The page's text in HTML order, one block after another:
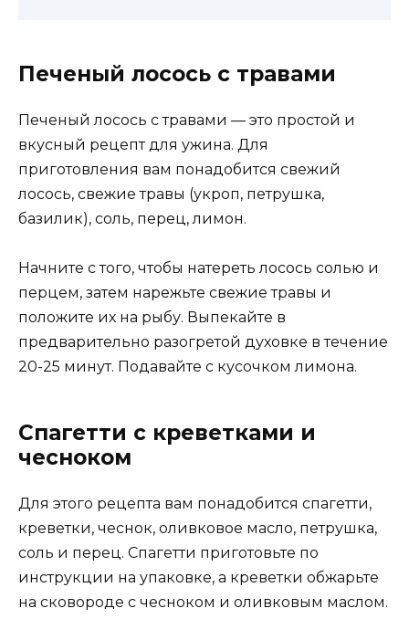
Печеный лосось с травами
Печеный лосось с травами — это простой и
вкусный рецепт для ужина. Для
приготовления вам понадобится свежий
лосось, свежие травы (укроп, петрушка,
базилик), соль, перец, лимон.
Начните с того, чтобы натереть лосось солью и
перцем, затем нарежьте свежие травы и
положите их на рыбу. Выпекайте в
предварительно разогретой духовке в течение
20-25 минут. Подавайте с кусочком лимона.
Спагетти с креветками и
чесноком
Для этого рецепта вам понадобится спагетти,
креветки, чеснок, оливковое масло, петрушка,
соль и перец. Спагетти приготовьте по
инструкции на упаковке, а креветки обжарьте
на сковороде с чесноком и оливковым маслом.